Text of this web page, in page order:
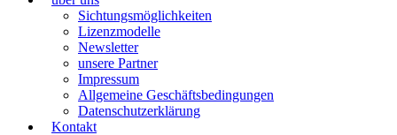
Sichtungsmöglichkeiten
Lizenzmodelle
Newsletter
unsere Partner
Impressum
Allgemeine Geschäftsbedingungen
Datenschutzerklärung
Kontakt